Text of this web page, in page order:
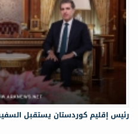
رئيس إقليم كوردستان يستقبل